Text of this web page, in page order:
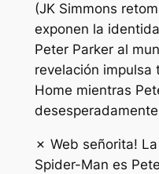
(JK Simmons
exponen la
Peter Parker al
revelación impulsa
Home mientras
✗ Web señorita!
Spider-Man es